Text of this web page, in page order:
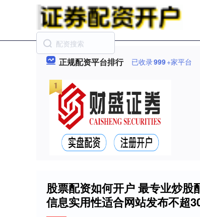
正规配资平台排行 已收录999+家平台
股票配资如何开户 最专业炒
信息实用性适合网站发布不超